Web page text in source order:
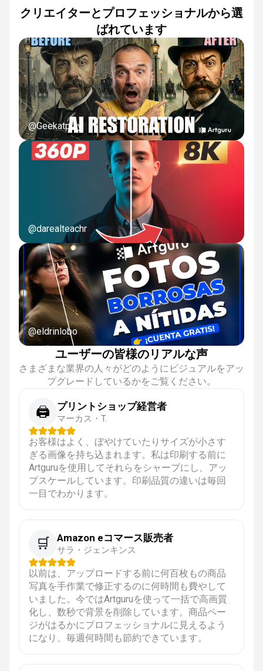
クリエイターとプロフェッショナルから選
ばれています
@Geekatplay
@darealteachr
@eldrinlobo
ユーザーの皆様のリアルな声
さまざまな業界の人々がどのようにビジュアルをアッ
プグレードしているかをご覧ください。
🖨️ プリントショップ経営者
マーカス・T.
お客様はよく、ぼやけていたりサイズが小さす
ぎる画像を持ち込まれます。私は印刷する前に
Artguruを使用してそれらをシャープにし、アッ
プスケールしています。印刷品質の違いは毎回
一目でわかります。
🛒 Amazon eコマース販売者
サラ・ジェンキンス
以前は、アップロードする前に何百枚もの商品
写真を手作業で修正するのに何時間も費やして
いました。今ではArtguruを使って一括で高画質
化し、数秒で背景を削除しています。商品ペー
ジがはるかにプロフェッショナルに見えるよう
になり、毎週何時間も節約できています。